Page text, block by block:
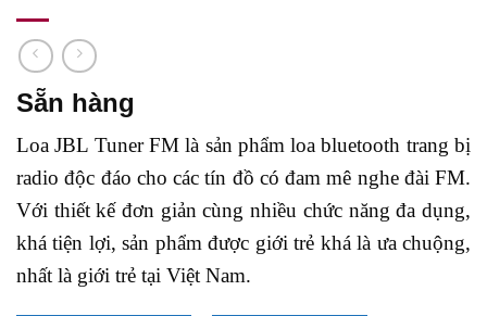
Sẵn hàng
Loa JBL Tuner FM là sản phẩm loa bluetooth trang bị
radio độc đáo cho các tín đồ có đam mê nghe đài FM.
Với thiết kế đơn giản cùng nhiều chức năng đa dụng,
khá tiện lợi, sản phẩm được giới trẻ khá là ưa chuộng,
nhất là giới trẻ tại Việt Nam.